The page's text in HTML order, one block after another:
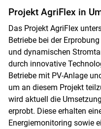
Projekt AgriFlex in
Das Projekt AgriFlex
Betriebe bei der
und dynamischen
durch innovative
Betriebe mit PV-Anlage
um an diesem Projekt
wird aktuell die
erprobt. Diese erhalten
Energiemonitoring sowie